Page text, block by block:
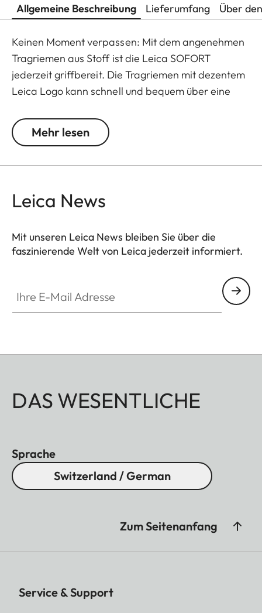
Allgemeine Beschreibung Lieferumfang Über
Keinen Moment verpassen: Mit dem angenehmen
Tragriemen aus Stoff ist die Leica SOFORT
jederzeit griffbereit. Die Tragriemen mit dezentem
Leica Logo kann schnell und bequem über eine
den Farbvarianten schwarz-rot sowie schwarz-
lichtgrau erhältlich.
Mehr lesen
Leica News
Mit unseren Leica News bleiben Sie über die
faszinierende Welt von Leica jederzeit informiert.
DAS WESENTLICHE
Sprache
Switzerland / German
Zum Seitenanfang
Service & Support